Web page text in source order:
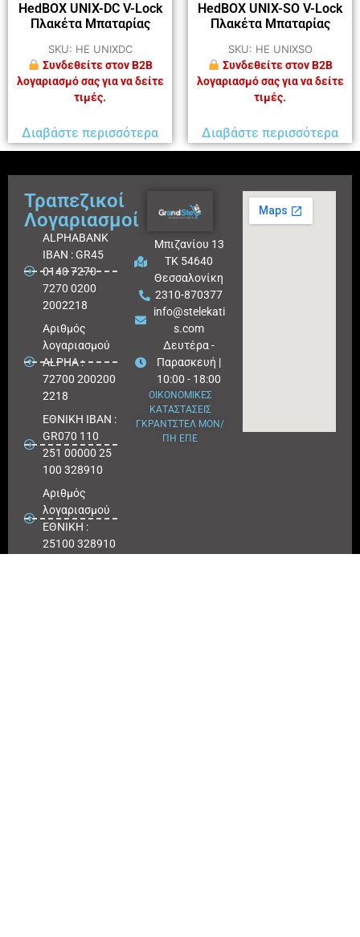
HedBOX UNIX-DC V-Lock
Πλακέτα Μπαταρίας
SKU: HE UNIXDC
Συνδεθείτε στον B2B
λογαριασμό σας για να δείτε
τιμές.
Διαβάστε περισσότερα
HedBOX UNIX-SO V-Lock
Πλακέτα Μπαταρίας
SKU: HE UNIXSO
Συνδεθείτε στον B2B
λογαριασμό σας για να δείτε
τιμές.
Διαβάστε περισσότερα
Τραπεζικοί
Λογαριασμοί
ALPHABANK
IBAN : GR45
0140 7270
7270 0200
2002218
Aριθμός
λογαριασμού
ALPHA :
72700 200200
2218
ΕΘΝΙΚΗ ΙΒΑΝ :
GR070 110
251 00000 25
100 328910
Αριθμός
λογαριασμού
ΕΘΝΙΚΗ :
25100 328910
Μπιζανίου 13
ΤΚ 54640
Θεσσαλονίκη
2310-870377
info@stelekati
s.com
Δευτέρα -
Παρασκευή |
10:00 - 18:00
ΟΙΚΟΝΟΜΙΚΕΣ
ΚΑΤΑΣΤΑΣΕΙΣ
ΓΚΡΑΝΤΣΤΕΛ ΜΟΝ/
ΠΗ ΕΠΕ